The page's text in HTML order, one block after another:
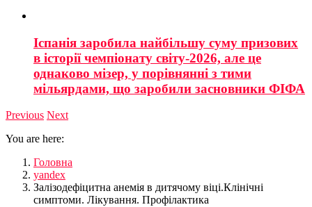
Іспанія заробила найбільшу суму призових
в історії чемпіонату світу-2026, але це
однаково мізер, у порівнянні з тими
мільярдами, що заробили засновники ФІФА
Previous Next
You are here:
Головна
yandex
Залізодефіцитна анемія в дитячому віці.Клінічні
симптоми. Лікування. Профілактика